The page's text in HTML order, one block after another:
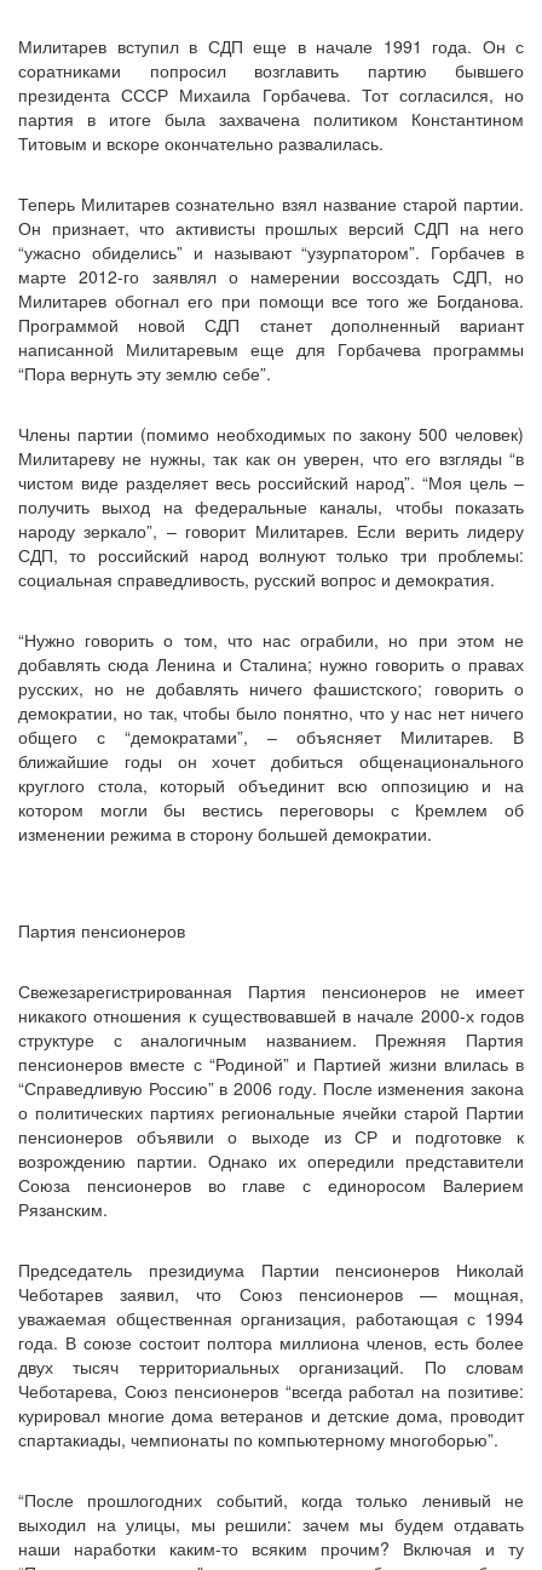
Милитарев вступил в СДП еще в начале 1991 года. Он с
соратниками попросил возглавить партию бывшего
президента СССР Михаила Горбачева. Тот согласился, но
партия в итоге была захвачена политиком Константином
Титовым и вскоре окончательно развалилась.
Теперь Милитарев сознательно взял название старой партии.
Он признает, что активисты прошлых версий СДП на него
“ужасно обиделись” и называют “узурпатором”. Горбачев в
марте 2012-го заявлял о намерении воссоздать СДП, но
Милитарев обогнал его при помощи все того же Богданова.
Программой новой СДП станет дополненный вариант
написанной Милитаревым еще для Горбачева программы
“Пора вернуть эту землю себе”.
Члены партии (помимо необходимых по закону 500 человек)
Милитареву не нужны, так как он уверен, что его взгляды “в
чистом виде разделяет весь российский народ”. “Моя цель –
получить выход на федеральные каналы, чтобы показать
народу зеркало”, – говорит Милитарев. Если верить лидеру
СДП, то российский народ волнуют только три проблемы:
социальная справедливость, русский вопрос и демократия.
“Нужно говорить о том, что нас ограбили, но при этом не
добавлять сюда Ленина и Сталина; нужно говорить о правах
русских, но не добавлять ничего фашистского; говорить о
демократии, но так, чтобы было понятно, что у нас нет ничего
общего с “демократами”, – объясняет Милитарев. В
ближайшие годы он хочет добиться общенационального
круглого стола, который объединит всю оппозицию и на
котором могли бы вестись переговоры с Кремлем об
изменении режима в сторону большей демократии.
Партия пенсионеров
Свежезарегистрированная Партия пенсионеров не имеет
никакого отношения к существовавшей в начале 2000-х годов
структуре с аналогичным названием. Прежняя Партия
пенсионеров вместе с “Родиной” и Партией жизни влилась в
“Справедливую Россию” в 2006 году. После изменения закона
о политических партиях региональные ячейки старой Партии
пенсионеров объявили о выходе из СР и подготовке к
возрождению партии. Однако их опередили представители
Союза пенсионеров во главе с единоросом Валерием
Рязанским.
Председатель президиума Партии пенсионеров Николай
Чеботарев заявил, что Союз пенсионеров — мощная,
уважаемая общественная организация, работающая с 1994
года. В союзе состоит полтора миллиона членов, есть более
двух тысяч территориальных организаций. По словам
Чеботарева, Союз пенсионеров “всегда работал на позитиве:
курировал многие дома ветеранов и детские дома, проводит
спартакиады, чемпионаты по компьютерному многоборью”.
“После прошлогодних событий, когда только ленивый не
выходил на улицы, мы решили: зачем мы будем отдавать
наши наработки каким-то всяким прочим? Включая и ту